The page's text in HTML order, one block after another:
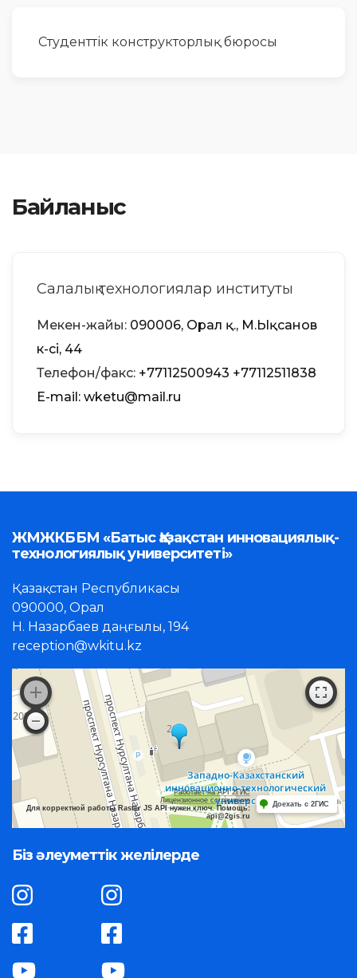
Студенттік конструкторлық бюросы
Байланыс
Салалық технологиялар институты
Мекен-жайы: 090006, Орал қ., М.Ықсанов
к-сі, 44
Телефон/факс: +77112500943 +77112511838
Е-mail: wketu@mail.ru
ЖМЖКББМ «Батыс Қазақстан инновациялық-
технологиялық университеті»
Қазақстан Республикасы
090000, Орал
Н. Назарбаев даңғылы, 194
reception@wkitu.kz
Работает на API 2ГИС
Лицензионное соглашение
Для корректной работы Raster JS API нужен ключ. Помощь:
api@2gis.ru
Доехать с 2ГИС
Біз әлеуметтік желілерде